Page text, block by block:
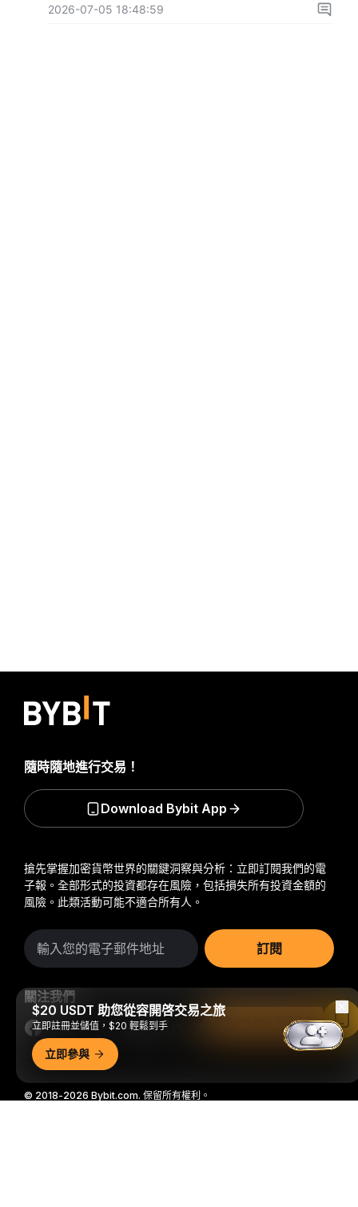
2026-07-05 18:48:59
搶先掌握加密貨幣世界的關鍵洞察與分析：立即訂閱我們的電
子報。 全部形式的投資都存在風險，包括損失所有投資金額的
風險。此類活動可能不適合所有人。
訂閱
關注我們
© 2018-2026 Bybit.com. 保留所有權利。
隨時隨地進行交易！
Download Bybit App
$20 USDT 助您從容開啓交易之旅
立即註冊並儲值，$20 輕鬆到手
立即參與
在 Bybit App 中閱讀